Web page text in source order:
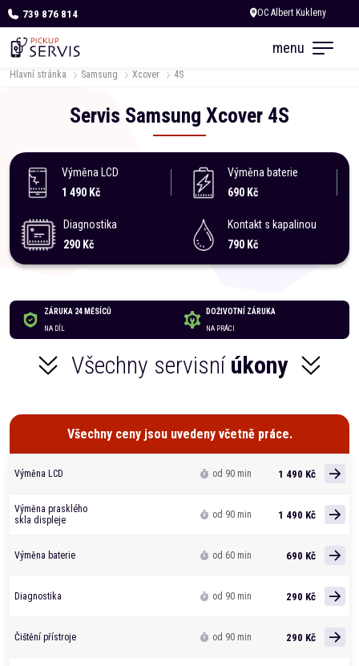
739 876 814
Dnes otevřeno od 10:00
menu
Hlavní stránka Samsung Xcover 4S
Servis Samsung Xcover 4S
Diagnostika
290 Kč
Výměna LCD
1 490 Kč
Kontakt s kapalinou
790 Kč
Výměna baterie
690 Kč
ZÁRUKA 24 MĚSÍCŮ
NA DÍL
DOŽIVOTNÍ ZÁRUKA
NA PRÁCI
Všechny servisní úkony
Všechny ceny jsou uvedeny včetně práce.
Výměna LCD od 90 min 1 490 Kč
Výměna prasklého
skla displeje
od 90 min 1 490 Kč
Výměna baterie od 60 min 690 Kč
Diagnostika od 90 min 290 Kč
Čištění přístroje od 90 min 290 Kč